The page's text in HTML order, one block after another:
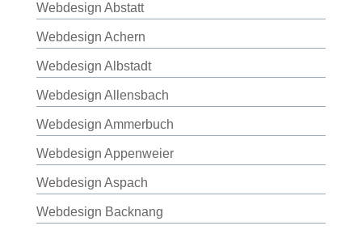
Webdesign Abstatt
Webdesign Achern
Webdesign Albstadt
Webdesign Allensbach
Webdesign Ammerbuch
Webdesign Appenweier
Webdesign Aspach
Webdesign Backnang